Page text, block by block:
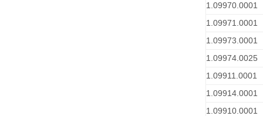
1.09970.0001
1.09971.0001
1.09973.0001
1.09974.0025
1.09911.0001
1.09914.0001
1.09910.0001